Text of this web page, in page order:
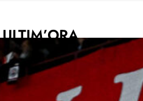
ULTIM’ORA
Rientra Østigård,
trittico di sfide al
6 Agosto 2026